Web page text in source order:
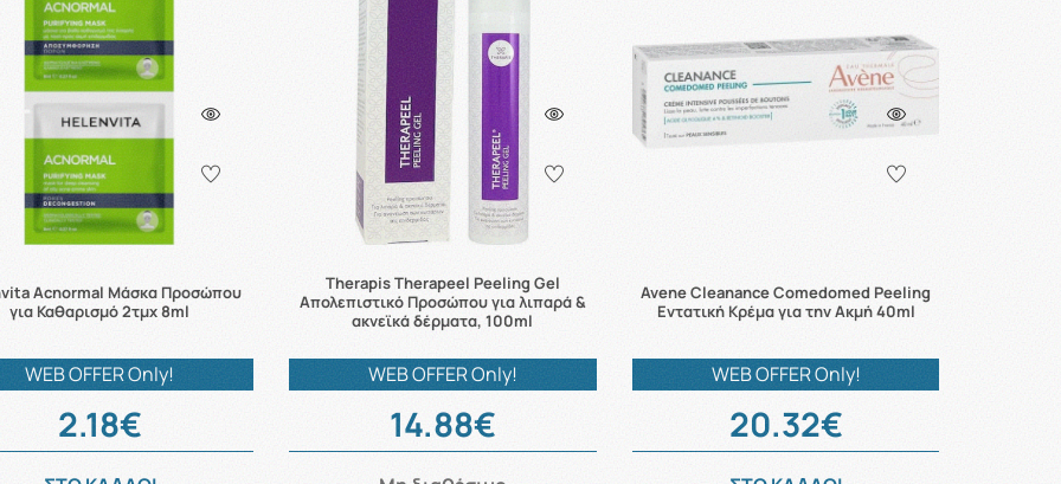
Acnormal Μάσκα Προσώπου
για Καθαρισμό 2τμχ 8ml
WEB OFFER Only!
2.18€
Therapis Therapeel Peeling Gel
Απολεπιστικό Προσώπου για λιπαρά &
ακνεϊκά δέρματα, 100ml
WEB OFFER Only!
14.88€
Avene Cleanance Comedomed Peeling
Εντατική Κρέμα για την Ακμή 40ml
WEB OFFER Only!
20.32€